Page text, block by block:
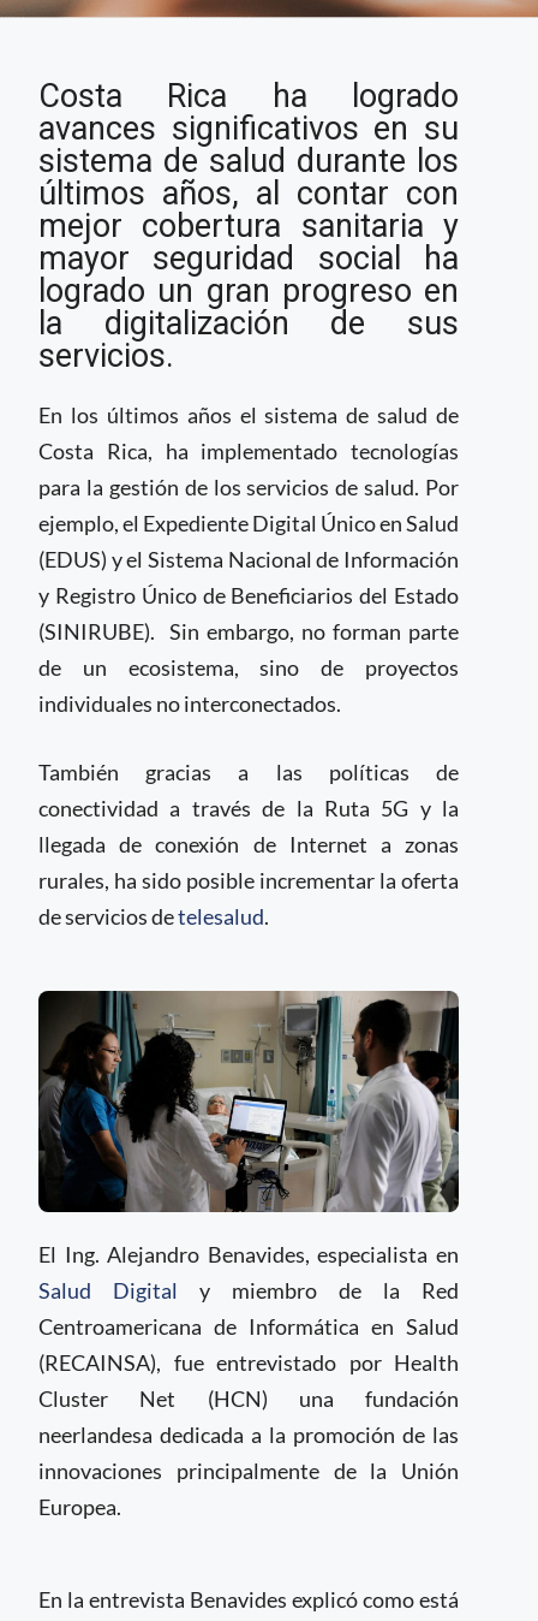
Digital en Costa Rica
Costa Rica ha logrado
avances significativos en su
sistema de salud durante los
últimos años, al contar con
mejor cobertura sanitaria y
mayor seguridad social ha
logrado un gran progreso en
la digitalización de sus
servicios.
En los últimos años el sistema de salud de
Costa Rica, ha implementado tecnologías
para la gestión de los servicios de salud. Por
ejemplo, el Expediente Digital Único en Salud
(EDUS) y el Sistema Nacional de Información
y Registro Único de Beneficiarios del Estado
(SINIRUBE). Sin embargo, no forman parte
de un ecosistema, sino de proyectos
individuales no interconectados.
También gracias a las políticas de
conectividad a través de la Ruta 5G y la
llegada de conexión de Internet a zonas
rurales, ha sido posible incrementar la oferta
de servicios detelesalud.
El Ing. Alejandro Benavides, especialista en
Salud Digital y miembro de la Red
Centroamericana de Informática en Salud
(RECAINSA), fue entrevistado por Health
Cluster Net (HCN) una fundación
neerlandesa dedicada a la promoción de las
innovaciones principalmente de la Unión
Europea.
En la entrevista Benavides explicó como está